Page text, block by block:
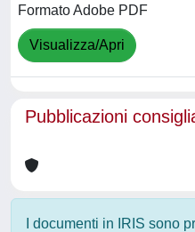
Formato Adobe PDF
Visualizza/Apri
Pubblicazioni
I documenti in IRIS sono